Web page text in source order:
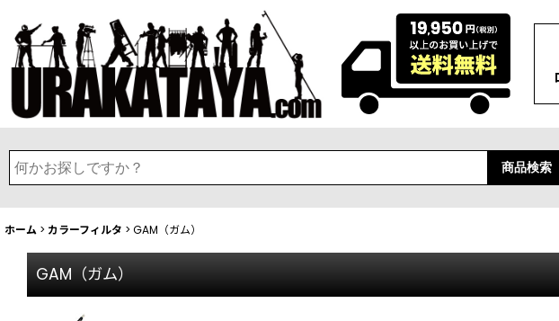
商品検索
ホーム > カラーフィルタ > GAM（ガム）
GAM（ガム）